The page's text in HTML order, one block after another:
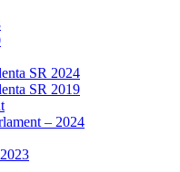
SR 2024
SR 2019
– 2024